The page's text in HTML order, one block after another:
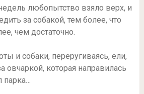
любопытство взяло верх, и
за собакой, тем более, что
чем достаточно.
и собаки, переругиваясь, ели,
овчаркой, которая направилась
парка…